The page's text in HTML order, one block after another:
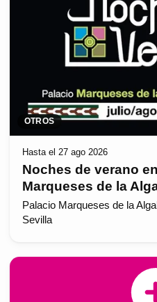
OTROS
Hasta el 27 ago 2026
Noches de verano
Marqueses de la
Palacio Marqueses de la
Sevilla